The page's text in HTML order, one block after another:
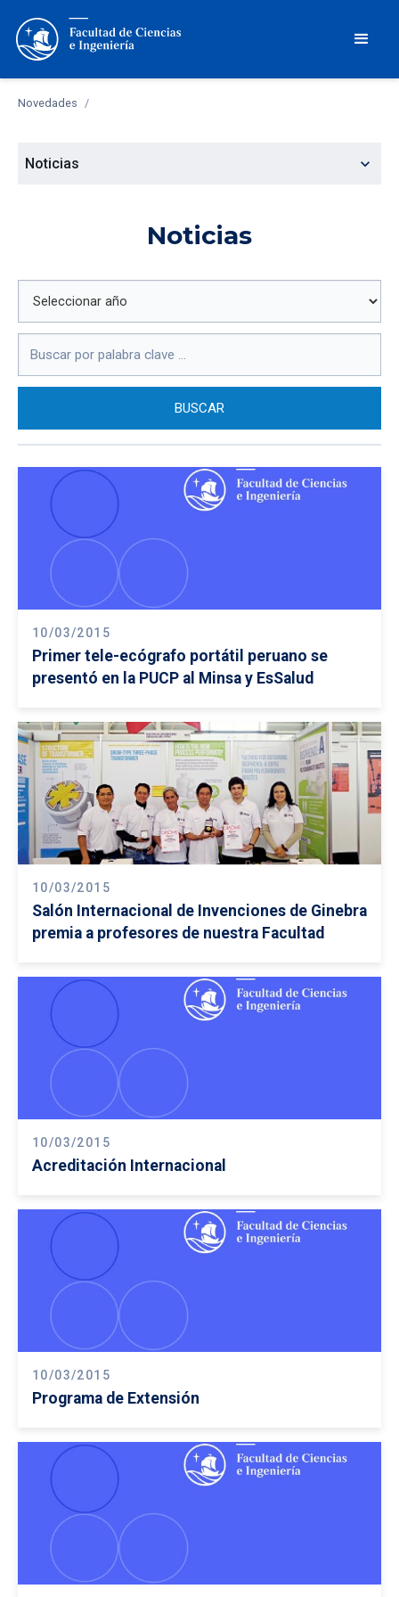
Novedades /
Noticias expand_more
Noticias
10/03/2015
Primer tele-ecógrafo portátil peruano se
presentó en la PUCP al Minsa y EsSalud
10/03/2015
Salón Internacional de Invenciones de Ginebra
premia a profesores de nuestra Facultad
10/03/2015
Acreditación Internacional
10/03/2015
Programa de Extensión